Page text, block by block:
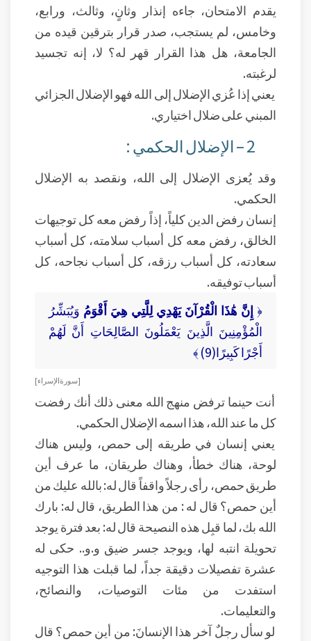
يقدم الامتحان، جاءه إنذار وثانٍ، وثالث، ورابع،
وخامس، لم يستجب، صدر قرار بترقين قيده من
الجامعة، هل هذا القرار قهر له؟ لا، إنه تجسيد
لرغبته.
يعني إذا عُزي الإضلال إلى الله فهو الإضلال الجزائي
المبني على ضلال اختياري.
2 – الإضلال الحكمي :
وقد يُعزى الإضلال إلى الله، ونقصد به الإضلال
الحكمي.
إنسان رفض الدين كلياً، إذاً رفض معه كل توجيهات
الخالق، رفض معه كل أسباب سلامته، كل أسباب
سعادته، كل أسباب رزقه، كل أسباب نجاحه، كل
أسباب توفيقه.
﴿ إِنَّ هَٰذَا الْقُرْآنَ يَهْدِي لِلَّتِي هِيَ أَقْوَمُ وَيُبَشِّرُ
الْمُؤْمِنِينَ الَّذِينَ يَعْمَلُونَ الصَّالِحَاتِ أَنَّ لَهُمْ
أَجْرًا كَبِيرًا(9) ﴾
[ سورة الإسراء ]
أنت حينما ترفض منهج الله معنى ذلك أنك رفضت
كل ما عند الله، هذا اسمه الإضلال الحكمي.
يعني إنسان في طريقه إلى حمص، وليس هناك
لوحة، هناك خطأ، وهناك طريقان، ما عرف أين
طريق حمص، رأى رجلاً واقفاً قال له: بالله عليك من
أين حمص؟ قال له : من هذا الطريق، قال له: بارك
الله بك، لما قبِل هذه النصيحة قال له: بعد فترة يوجد
تحويلة انتبه لها، ويوجد جسر ضيق و.و.. حكى له
عشرة تفصيلات دقيقة جداً، لما قبلت هذا التوجيه
استفدت من مئات التوصيات، والنصائح،
والتعليمات.
لو سأل رجلٌ آخر هذا الإنسانَ: من أين حمص؟ قال